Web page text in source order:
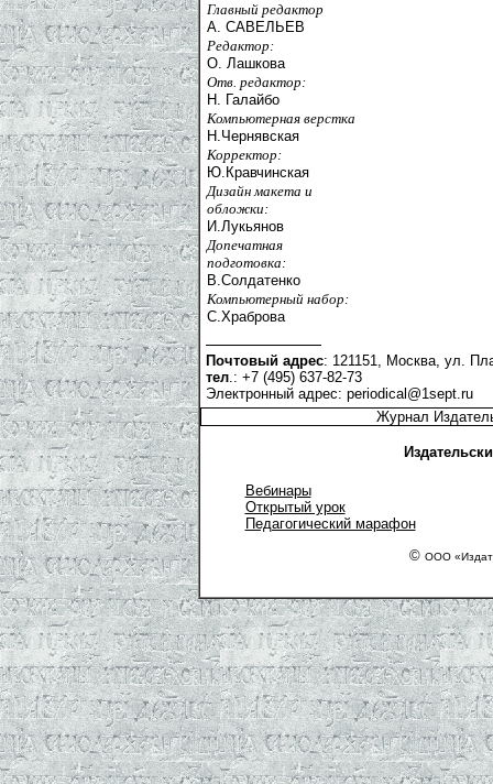
Главный редактор
А. САВЕЛЬЕВ
Редактор:
О. Лашкова
Отв. редактор:
Н. Галайбо
Компьютерная верстка
Н.Чернявская
Корректор:
Ю.Кравчинская
Дизайн макета и
обложки:
И.Лукьянов
Допечатная
подготовка:
В.Солдатенко
Компьютерный набор:
С.Храброва
Почтовый адрес: 121151, Москва, ул.
тел.: +7 (495) 637-82-73
Электронный адрес: periodical@1sept.ru
Журнал
Вебинары
Открытый урок
Педагогический марафон
© ООО